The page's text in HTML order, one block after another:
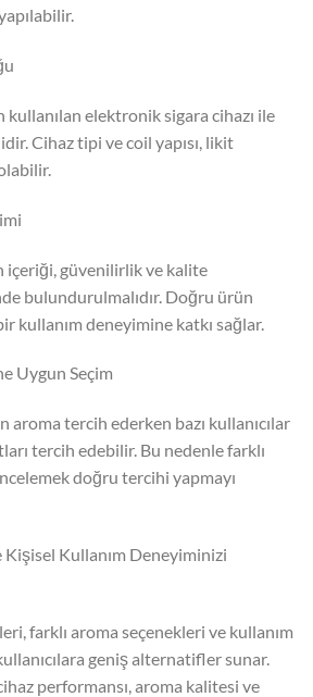
kullanılan elektronik sigara cihazı ile
Cihaz tipi ve coil yapısı, likit
içeriği, güvenilirlik ve kalite
bulundurulmalıdır. Doğru ürün
kullanım deneyimine katkı sağlar.
Uygun Seçim
aroma tercih ederken bazı kullanıcılar
tercih edebilir. Bu nedenle farklı
doğru tercihi yapmayı
Kullanım Deneyiminizi
farklı aroma seçenekleri ve kullanım
geniş alternatifler sunar.
performansı, aroma kalitesi ve